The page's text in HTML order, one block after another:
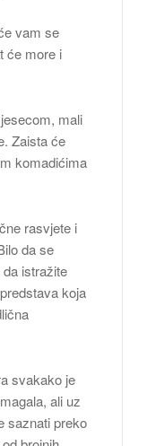
vam se
će more i
mali
Zaista će
komadićima
rasvjete i
da se
istražite
koja
svakako je
ali uz
saznati preko